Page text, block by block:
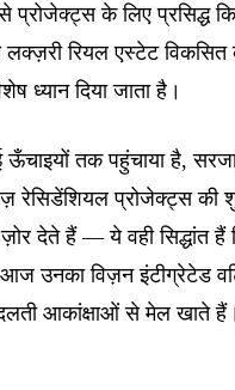
के लिए प्रसिद्ध
रियल एस्टेट
ध्यान दिया जाता है।
ऊँचाइयों तक पहुंचाया है,
रेसिडेंशियल प्रोजेक्ट्स
देते हैं — ये वही सिद्धांत हैं
उनका विज़न इंटीग्रेटेड
आकांक्षाओं से मेल खाते हैं।